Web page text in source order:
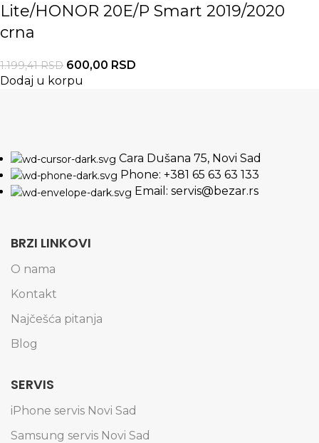
Lite/HONOR 20E/P Smart 2019/2020
crna
1.199,41RSD 600,00 RSD
Dodaj u korpu
Cara Dušana 75, Novi Sad
Phone: +381 65 63 63 133
Email: servis@bezar.rs
BRZI LINKOVI
O nama
Kontakt
Najčešća pitanja
Blog
SERVIS
iPhone servis Novi Sad
Samsung servis Novi Sad